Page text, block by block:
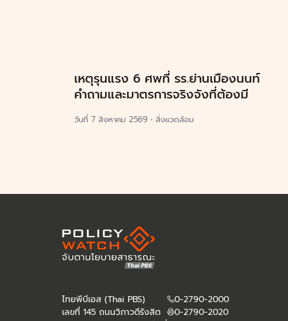
เหตุรุนแรง 6 ศพที่ รร.ย่านเมืองนนท์
คำถามและมาตรการจริงจังที่ต้องมี
วันที่ 7 สิงหาคม 2569 • สิ่งแวดล้อม
ไทยพีบีเอส (Thai PBS)
เลขที่ 145 ถนนวิภาวดีรังสิต
0-2790-2000
0-2790-2020